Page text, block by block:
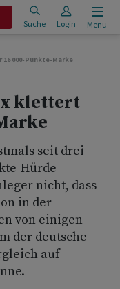
Suche Login Menu
000-Punkte-Marke
klettert
seit drei
Hürde
nicht, dass
in der
von einigen
der deutsche
auf